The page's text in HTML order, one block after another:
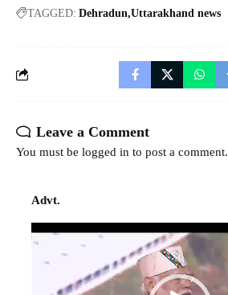
TAGGED: Dehradun Uttarakhand news
Leave a Comment
You must be logged in to post a comment.
Advt.
Video